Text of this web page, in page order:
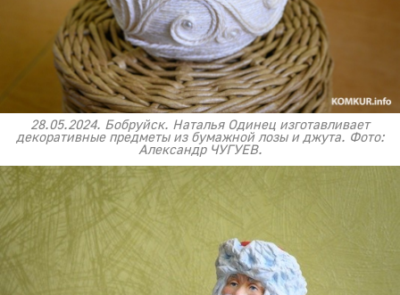
28.05.2024. Бобруйск. Наталья Одинец изготавливает
декоративные предметы из бумажной лозы и джута. Фото:
Александр ЧУГУЕВ.